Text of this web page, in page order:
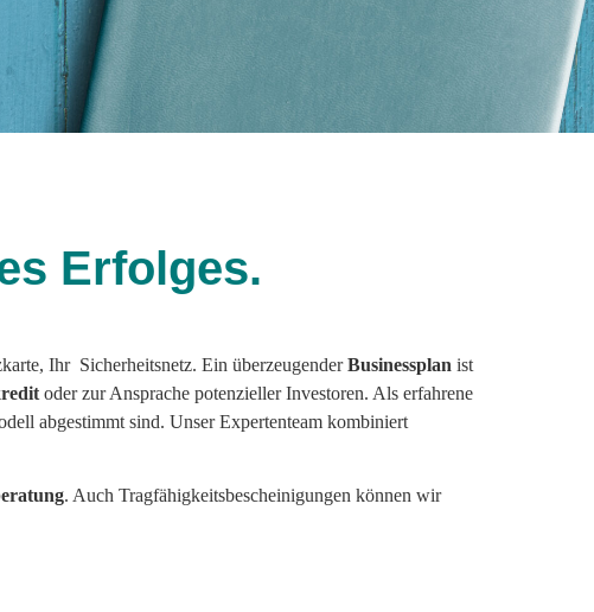
Erfolges.
Ihr Sicherheitsnetz. Ein überzeugenderBusinessplan ist
oder zur Ansprache potenzieller Investoren. Als erfahrene
abgestimmt sind. Unser Expertenteam kombiniert
. Auch Tragfähigkeitsbescheinigungen können wir